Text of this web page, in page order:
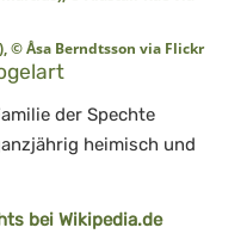
der Spechte
heimisch und
bei Wikipedia.de